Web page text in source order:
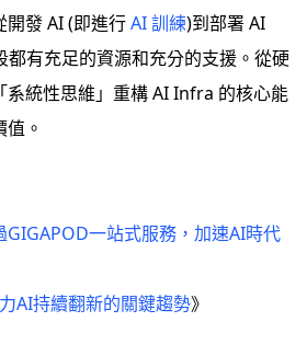
開發 AI (即進行AI 訓練)到部署 AI
都有充足的資源和充分的支援。從硬
系統性思維」重構 AI Infra 的核心能
。
一站式服務，加速AI時代
AI持續翻新的關鍵趨勢》